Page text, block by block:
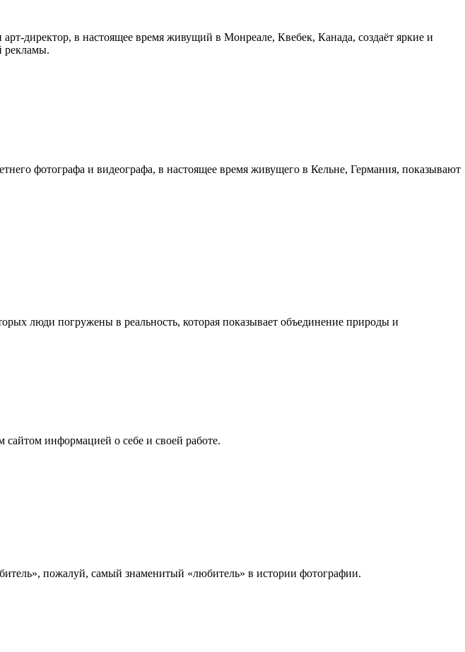
директор, в настоящее время живущий в Монреале, Квебек, Канада, создаёт яркие и
рекламы.
фотографа и видеографа, в настоящее время живущего в Кельне, Германия, показывают
люди погружены в реальность, которая показывает объединение природы и
информацией о себе и своей работе.
пожалуй, самый знаменитый «любитель» в истории фотографии.